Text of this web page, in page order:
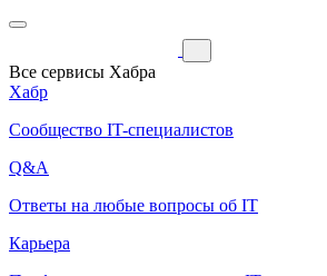
Все сервисы Хабра
Хабр
Сообщество IT-специалистов
Q&A
Ответы на любые вопросы об IT
Карьера